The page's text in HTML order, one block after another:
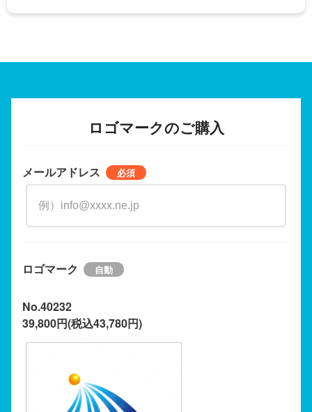
ロゴマークのご購入
メールアドレス
ロゴマーク
No.40232
39,800円(税込43,780円)